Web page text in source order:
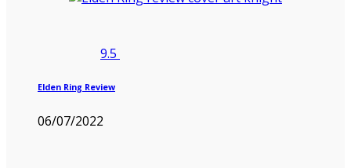
9.5
Elden Ring Review
06/07/2022